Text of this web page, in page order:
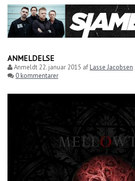
ANMELDELSE
Anmeldt 22. januar 2015 afLasse Jacobsen
0 kommentarer